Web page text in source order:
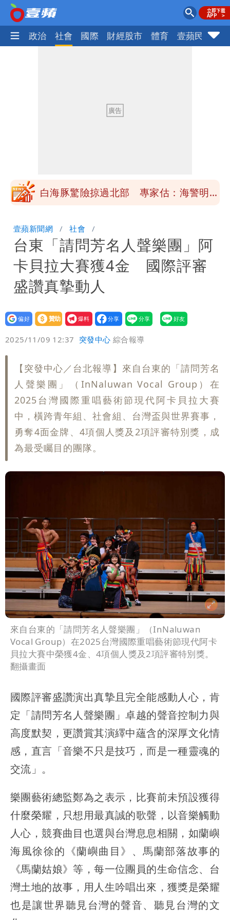
生活 政治 社會 國際 財經股市 體育 壹蘋民調
「終於能交代」 捐500萬獎學金延續愛
白海豚颱風逼近！鄭明典示警「恐遇黑潮
砸重金再買一整桌卡盒
白海豚驚險掠過北部 專家估：海警明發
「終於能交代」 捐500萬獎學金延續愛
白海豚颱風逼近！鄭明典示警「恐遇黑潮
變強」 路徑分歧藏警訊：不利強度維持
壹蘋新聞網 社會
台東「請問芳名人聲樂團」阿
卡貝拉大賽獲4金 國際評審
盛讚真摯動人
設為
贊助
我要
爆料
2025/11/09 12:37 突發中心 綜合報導
【突發中心／台北報導】來自台東的「請問芳名
人聲樂團」（InNaluwan Vocal Group）在
2025台灣國際重唱藝術節現代阿卡貝拉大賽
中，橫跨青年組、社會組、台灣盃與世界賽事，
勇奪4面金牌、4項個人獎及2項評審特別獎，成
為最受矚目的團隊。
來自台東的「請問芳名人聲樂團」（InNaluwan
Vocal Group）在2025台灣國際重唱藝術節現代阿卡
貝拉大賽中榮獲4金、4項個人獎及2項評審特別獎。
翻攝畫面
國際評審盛讚演出真摯且完全能感動人心，肯
定「請問芳名人聲樂團」卓越的聲音控制力與
高度默契，更讚賞其演繹中蘊含的深厚文化情
感，直言「音樂不只是技巧，而是一種靈魂的
交流」。
樂團藝術總監鄭為之表示，比賽前未預設獲得
什麼榮耀，只想用最真誠的歌聲，以音樂觸動
人心，競賽曲目也選與台灣息息相關，如蘭嶼
海風徐徐的《蘭嶼曲目》、馬蘭部落故事的
《馬蘭姑娘》等，每一位團員的生命信念、台
灣土地的故事，用人生吟唱出來，獲獎是榮耀
也是讓世界聽見台灣的聲音、聽見台灣的文